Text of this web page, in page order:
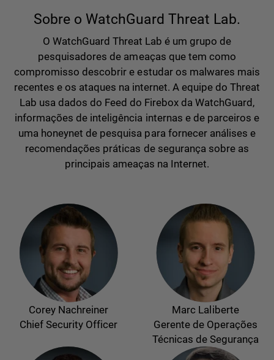
Sobre o WatchGuard Threat Lab.
O WatchGuard Threat Lab é um grupo de
pesquisadores de ameaças que tem como
compromisso descobrir e estudar os malwares mais
recentes e os ataques na internet. A equipe do Threat
Lab usa dados do Feed do Firebox da WatchGuard,
informações de inteligência internas e de parceiros e
uma honeynet de pesquisa para fornecer análises e
recomendações práticas de segurança sobre as
principais ameaças na Internet.
Corey Nachreiner
Chief Security Officer
Marc Laliberte
Gerente de Operações
Técnicas de Segurança